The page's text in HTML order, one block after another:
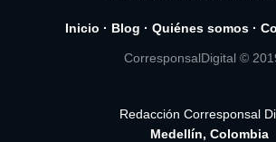
Inicio · Blog · Quiénes somos ·
CorresponsalDigital ©
Redacción Corresponsal
Medellín, Colombia